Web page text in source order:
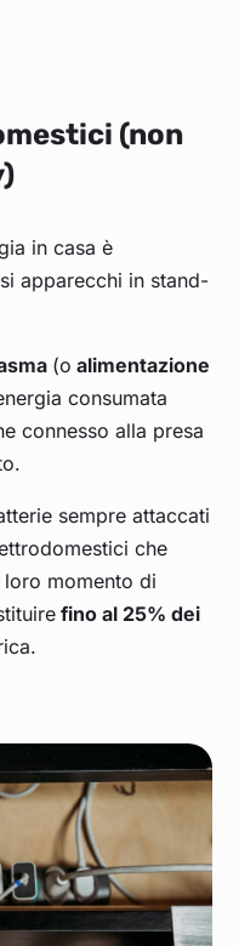
(non
in casa è
apparecchi in stand-
(o alimentazione
consumata
connesso alla presa
sempre attaccati
che
momento di
fino al 25% dei